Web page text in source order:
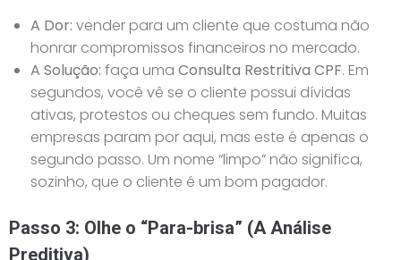
A Dor: vender para um cliente que costuma não
honrar compromissos financeiros no mercado.
A Solução: faça uma Consulta Restritiva CPF. Em
segundos, você vê se o cliente possui dívidas
ativas, protestos ou cheques sem fundo. Muitas
empresas param por aqui, mas este é apenas o
segundo passo. Um nome “limpo” não significa,
sozinho, que o cliente é um bom pagador.
Passo 3: Olhe o “Para-brisa” (A Análise
Preditiva)